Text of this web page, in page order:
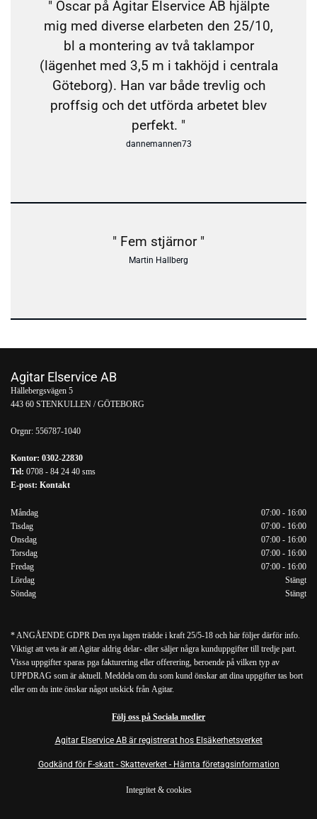
" Oscar på Agitar Elservice AB hjälpte
mig med diverse elarbeten den 25/10,
bl a montering av två taklampor
(lägenhet med 3,5 m i takhöjd i centrala
Göteborg). Han var både trevlig och
proffsig och det utförda arbetet blev
perfekt. "
dannemannen73
" Fem stjärnor "
Martin Hallberg
Agitar Elservice AB
Hällebergsvägen 5
443 60 STENKULLEN / GÖTEBORG
Orgnr: 556787-1040
Kontor: 0302-22830
Tel: 0708 - 84 24 40 sms
E-post: Kontakt
Måndag
07:00 - 16:00
Tisdag
07:00 - 16:00
Onsdag
07:00 - 16:00
Torsdag
07:00 - 16:00
Fredag
07:00 - 16:00
Lördag
Stängt
Söndag
Stängt
* ANGÅENDE GDPR Den nya lagen trädde i kraft 25/5-18 och här följer därför info.
Viktigt att veta är att Agitar aldrig delar- eller säljer några kunduppgifter till tredje part.
Vissa uppgifter sparas pga fakturering eller offerering, beroende på vilken typ av
UPPDRAG som är aktuell. Meddela om du som kund önskar att dina uppgifter tas bort
eller om du inte önskar något utskick från Agitar.
Följ oss på Sociala medier
Agitar Elservice AB är registrerat hos Elsäkerhetsverket
Godkänd för F-skatt - Skatteverket - Hämta företagsinformation
Integritet & cookies